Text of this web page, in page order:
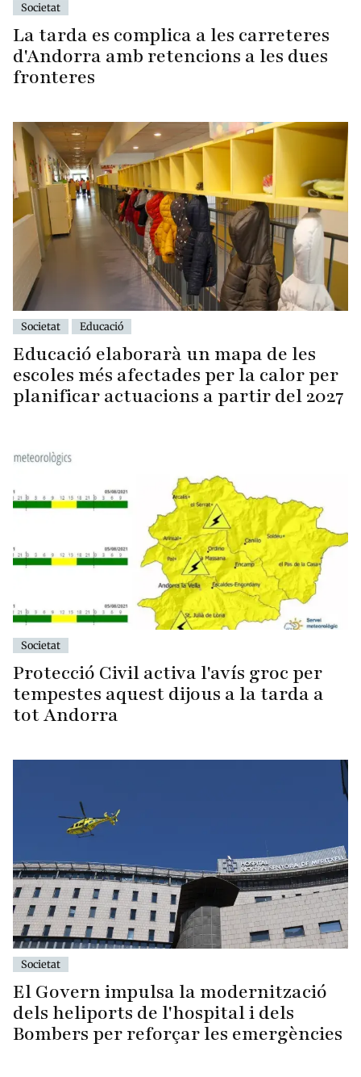
Societat
La tarda es complica a les carreteres
d'Andorra amb retencions a les dues
fronteres
Societat Educació
Educació elaborarà un mapa de les
escoles més afectades per la calor per
planificar actuacions a partir del 2027
Societat
Protecció Civil activa l'avís groc per
tempestes aquest dijous a la tarda a
tot Andorra
Societat
El Govern impulsa la modernització
dels heliports de l'hospital i dels
Bombers per reforçar les emergències